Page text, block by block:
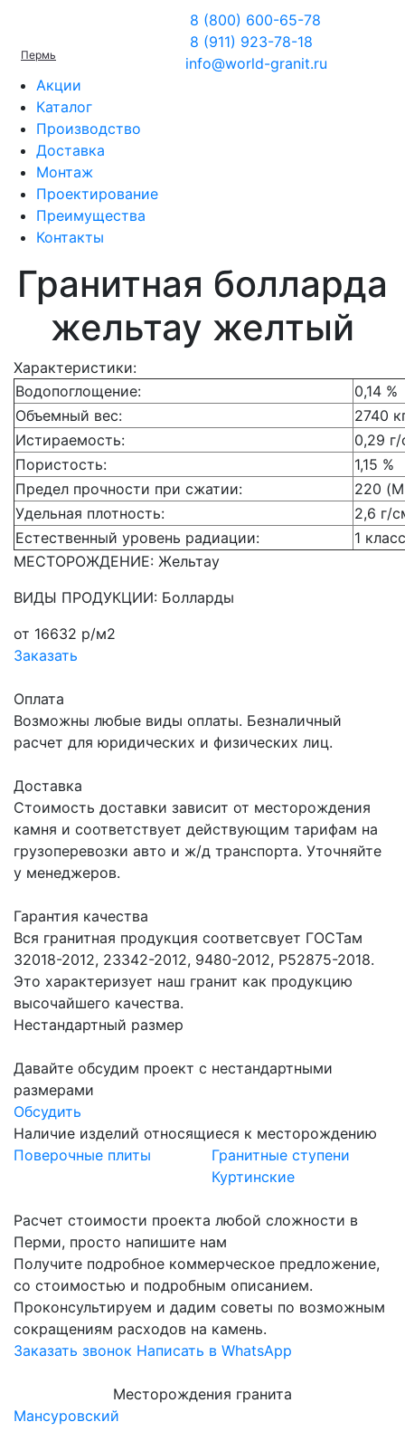
Пермь
8 (800) 600-65-78
8 (911) 923-78-18
info@world-granit.ru
Акции
Каталог
Производство
Доставка
Монтаж
Проектирование
Преимущества
Контакты
Гранитная болларда
жельтау желтый
Характеристики:
Водопоглощение:
0,14 %
Объемный вес:
2740
Истираемость:
0,29
Пористость:
1,15 %
Предел прочности при сжатии:
220
Удельная плотность:
2,6 г/
Естественный уровень радиации:
1 класс
МЕСТОРОЖДЕНИЕ: Жельтау
ВИДЫ ПРОДУКЦИИ: Болларды
от 16632 р/м2
Заказать
Оплата
Возможны любые виды оплаты. Безналичный
расчет для юридических и физических лиц.
Доставка
Стоимость доставки зависит от месторождения
камня и соответствует действующим тарифам на
грузоперевозки авто и ж/д транспорта. Уточняйте
у менеджеров.
Гарантия качества
Вся гранитная продукция соответсвует ГОСТам
32018-2012, 23342-2012, 9480-2012, Р52875-2018.
Это характеризует наш гранит как продукцию
высочайшего качества.
Нестандартный размер
Давайте обсудим проект с нестандартными
размерами
Обсудить
Наличие изделий относящиеся к месторождению
Поверочные плиты
Гранитные ступени
Куртинские
Расчет стоимости проекта любой сложности в
Перми, просто напишите нам
Получите подробное коммерческое предложение,
со стоимостью и подробным описанием.
Проконсультируем и дадим советы по возможным
сокращениям расходов на камень.
Заказать звонок Написать в WhatsApp
Месторождения гранита
Мансуровский